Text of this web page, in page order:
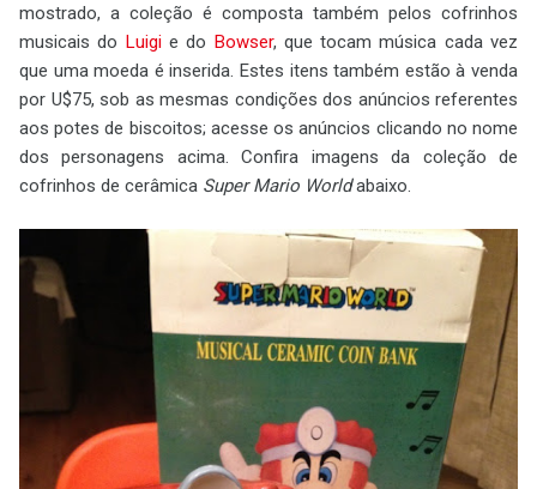
mostrado, a coleção é composta também pelos cofrinhos
musicais do Luigie do Bowser, que tocam música cada vez
que uma moeda é inserida. Estes itens também estão à venda
por U$75, sob as mesmas condições dos anúncios referentes
aos potes de biscoitos; acesse os anúncios clicando no nome
dos personagens acima. Confira imagens da coleção de
cofrinhos de cerâmica Super Mario Worldabaixo.